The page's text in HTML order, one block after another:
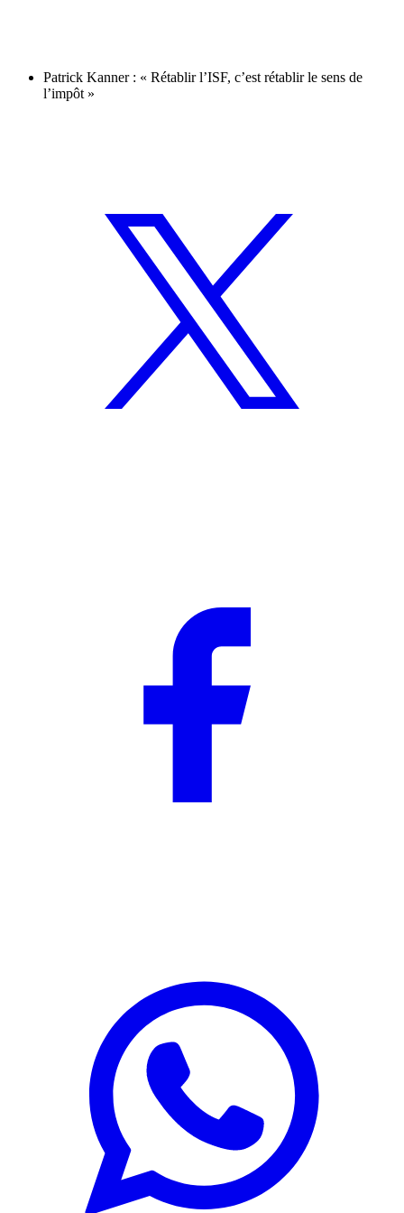
Patrick Kanner : « Rétablir l’ISF, c’est rétablir le sens de
l’impôt »